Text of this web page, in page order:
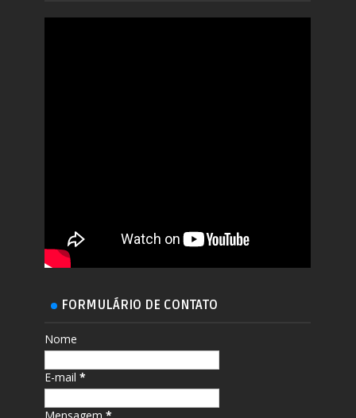
FORMULÁRIO DE CONTATO
Nome
E-mail*